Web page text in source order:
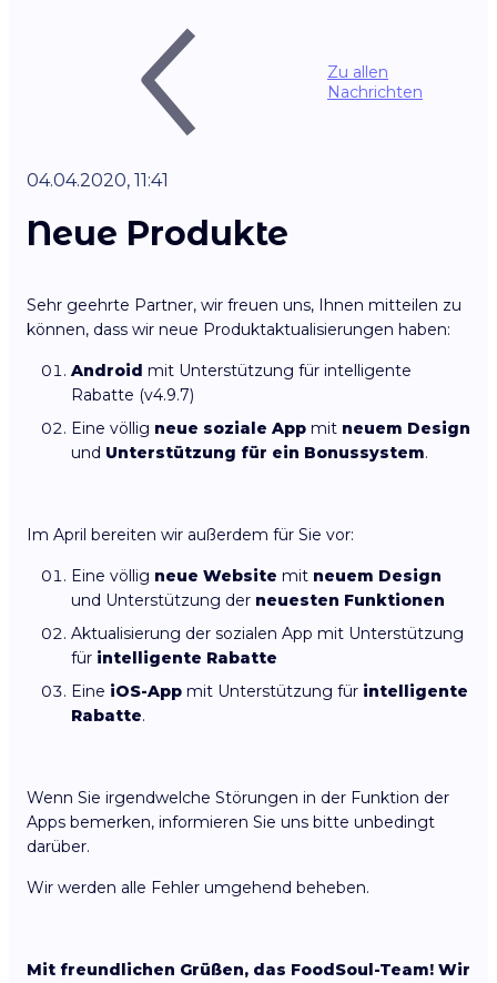
Zu allen
Nachrichten
04.04.2020, 11:41
Neue Produkte
Sehr geehrte Partner, wir freuen uns, Ihnen mitteilen zu
können, dass wir neue Produktaktualisierungen haben:
Android mit Unterstützung für intelligente
Rabatte (v4.9.7)
Eine völlig neue soziale App mit neuem Design
und Unterstützung für ein Bonussystem.
Im April bereiten wir außerdem für Sie vor:
Eine völlig neue Website mit neuem Design
und Unterstützung der neuesten Funktionen
Aktualisierung der sozialen App mit Unterstützung
für intelligente Rabatte
Eine iOS-App mit Unterstützung für intelligente
Rabatte.
Wenn Sie irgendwelche Störungen in der Funktion der
Apps bemerken, informieren Sie uns bitte unbedingt
darüber.
Wir werden alle Fehler umgehend beheben.
Mit freundlichen Grüßen, das FoodSoul-Team! Wir